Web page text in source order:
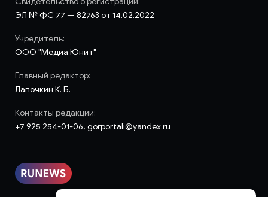
ЭЛ № ФС 77 — 82763 от 14.02.2022
Учредитель:
ООО "Медиа Юнит"
Главный редактор:
Лапочкин К. Б.
Контакты редакции:
+7 925 254-01-06, gorportali@yandex.ru